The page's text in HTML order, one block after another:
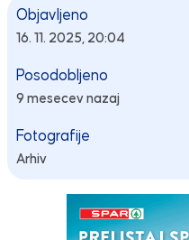
Objavljeno
16. 11. 2025, 20:04
Posodobljeno
9 mesecev nazaj
Fotografije
Arhiv